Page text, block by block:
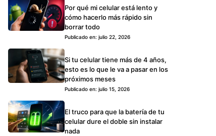
Por qué mi celular está lento y
cómo hacerlo más rápido sin
borrar todo
Publicado en: julio 22, 2026
Si tu celular tiene más de 4 años,
esto es lo que le va a pasar en los
próximos meses
Publicado en: julio 15, 2026
El truco para que la batería de tu
celular dure el doble sin instalar
nada